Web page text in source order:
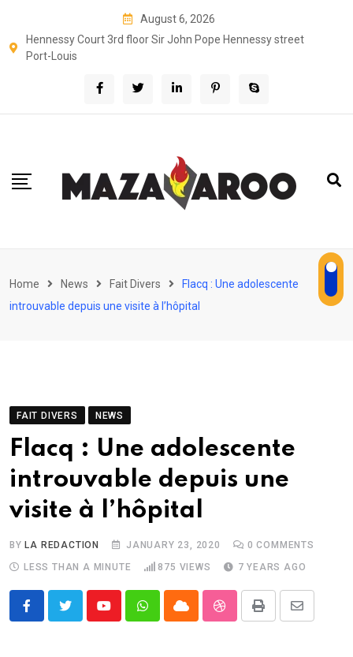
content
August 6, 2026
Hennessy Court 3rd floor Sir John Pope Hennessy street
Port-Louis
Home News Fait Divers
Flacq : Une adolescente
introuvable depuis une visite à l’hôpital
FAIT DIVERS NEWS
Flacq : Une adolescente
introuvable depuis une
visite à l’hôpital
BYLA REDACTION JANUARY 23, 2020 0 COMMENTS
LESS THAN A MINUTE
875 VIEWS 7 YEARS AGO
YoutubeWhatsappCloud StumbleUpon
Print
Share